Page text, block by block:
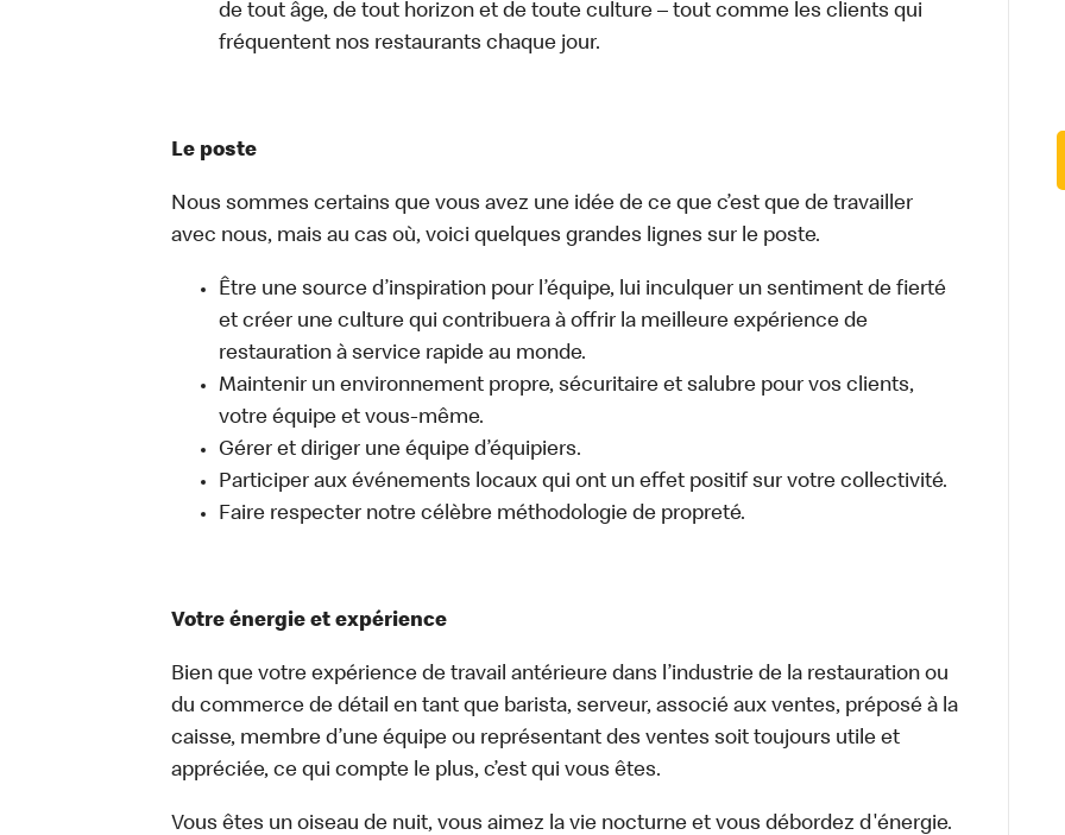
de tout âge, de tout horizon et de toute culture – tout comme les clients qui
fréquentent nos restaurants chaque jour.
Le poste
Nous sommes certains que vous avez une idée de ce que c’est que de travailler
avec nous, mais au cas où, voici quelques grandes lignes sur le poste.
Être une source d’inspiration pour l’équipe, lui inculquer un sentiment de fierté
et créer une culture qui contribuera à offrir la meilleure expérience de
restauration à service rapide au monde.
Maintenir un environnement propre, sécuritaire et salubre pour vos clients,
votre équipe et vous-même.
Gérer et diriger une équipe d’équipiers.
Participer aux événements locaux qui ont un effet positif sur votre collectivité.
Faire respecter notre célèbre méthodologie de propreté.
Votre énergie et expérience
Bien que votre expérience de travail antérieure dans l’industrie de la restauration ou
du commerce de détail en tant que barista, serveur, associé aux ventes, préposé à la
caisse, membre d’une équipe ou représentant des ventes soit toujours utile et
appréciée, ce qui compte le plus, c’est qui vous êtes.
Vous êtes un oiseau de nuit, vous aimez la vie nocturne et vous débordez d'énergie.